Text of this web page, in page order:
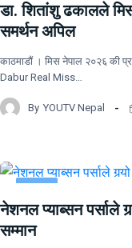
डा. शितांशु ढकालले
समर्थन अपिल
काठमाडौं । मिस नेपाल २०२६ की
Dabur Real Miss…
By YOUTV Nepal
नेशनल प्याब्सन पर्साले
सम्मान